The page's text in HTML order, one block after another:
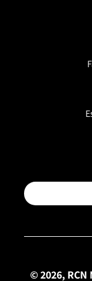
© 2026, RCN